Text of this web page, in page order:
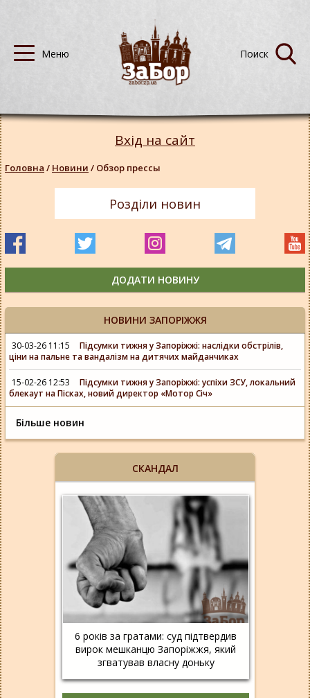
СКАНДАЛ
6 років за гратами: суд підтвердив
вирок мешканцю Запоріжжя, який
згватував власну доньку
Вхід на сайт
Головна / Новини / Обзор прессы
Розділи новин
ДОДАТИ НОВИНУ
НОВИНИ ЗАПОРІЖЖЯ
30-03-26 11:15
Підсумки тижня у Запоріжжі: наслідки обстрілів,
ціни на пальне та вандалізм на дитячих майданчиках
15-02-26 12:53
Підсумки тижня у Запоріжжі: успіхи ЗСУ, локальний
блекаут на Пісках, новий директор «Мотор Січ»
Більше новин